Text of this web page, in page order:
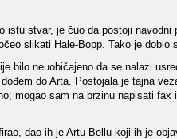
stvar, je čuo da postoji
slikati Hale-Bopp. Tako je dobio
bilo neuobičajeno da se nalazi
do Arta. Postojala je tajna
mogao sam na brzinu napisati
dao ih je Artu Bellu koji ih je